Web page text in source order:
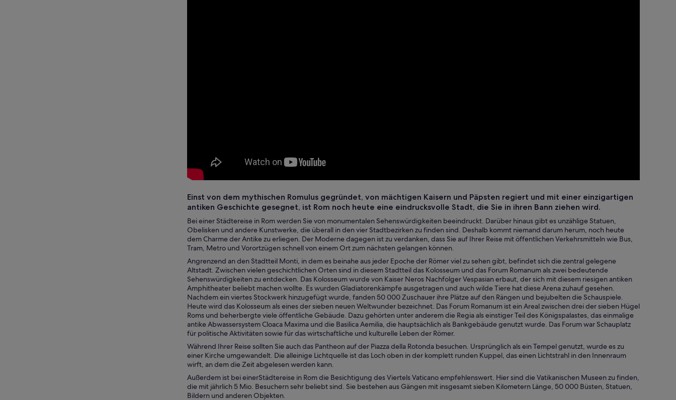
Einst von dem mythischen Romulus gegründet, von mächtigen Kaisern und Päpsten regiert und mit einer einzigartigen
antiken Geschichte gesegnet, ist Rom noch heute eine eindrucksvolle Stadt, die Sie in ihren Bann ziehen wird.
Bei einer Städtereise in Rom werden Sie von monumentalen Sehenswürdigkeiten beeindruckt. Darüber hinaus gibt es unzählige Statuen,
Obelisken und andere Kunstwerke, die überall in den vier Stadtbezirken zu finden sind. Deshalb kommt niemand darum herum, noch heute
dem Charme der Antike zu erliegen. Der Moderne dagegen ist zu verdanken, dass Sie auf Ihrer Reise mit öffentlichen Verkehrsmitteln wie Bus,
Tram, Metro und Vorortzügen schnell von einem Ort zum nächsten gelangen können.
Angrenzend an den Stadtteil Monti, in dem es beinahe aus jeder Epoche der Römer viel zu sehen gibt, befindet sich die zentral gelegene
Altstadt. Zwischen vielen geschichtlichen Orten sind in diesem Stadtteil das Kolosseum und das Forum Romanum als zwei bedeutende
Sehenswürdigkeiten zu entdecken. Das Kolosseum wurde von Kaiser Neros Nachfolger Vespasian erbaut, der sich mit diesem riesigen antiken
Amphitheater beliebt machen wollte. Es wurden Gladiatorenkämpfe ausgetragen und auch wilde Tiere hat diese Arena zuhauf gesehen.
Nachdem ein viertes Stockwerk hinzugefügt wurde, fanden 50 000 Zuschauer ihre Plätze auf den Rängen und bejubelten die Schauspiele.
Heute wird das Kolosseum als eines der sieben neuen Weltwunder bezeichnet. Das Forum Romanum ist ein Areal zwischen drei der sieben Hügel
Roms und beherbergte viele öffentliche Gebäude. Dazu gehörten unter anderem die Regia als einstiger Teil des Königspalastes, das einmalige
antike Abwassersystem Cloaca Maxima und die Basilica Aemilia, die hauptsächlich als Bankgebäude genutzt wurde. Das Forum war Schauplatz
für politische Aktivitäten sowie für das wirtschaftliche und kulturelle Leben der Römer.
Während Ihrer Reise sollten Sie auch das Pantheon auf der Piazza della Rotonda besuchen. Ursprünglich als ein Tempel genutzt, wurde es zu
einer Kirche umgewandelt. Die alleinige Lichtquelle ist das Loch oben in der komplett runden Kuppel, das einen Lichtstrahl in den Innenraum
wirft, an dem die Zeit abgelesen werden kann.
Außerdem ist bei einerStädtereise in Rom die Besichtigung des Viertels Vaticano empfehlenswert. Hier sind die Vatikanischen Museen zu finden,
die mit jährlich 5 Mio. Besuchern sehr beliebt sind. Sie bestehen aus Gängen mit insgesamt sieben Kilometern Länge, 50 000 Büsten, Statuen,
Bildern und anderen Objekten.